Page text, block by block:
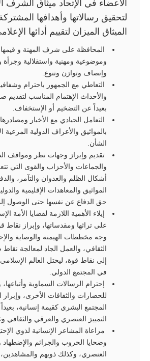
الأعضاء في الإتحاد ميثاق الشرف
لتحقيق رسالاتها وأهدافها
الميثاق الميزان لتقييم أدائها
المحافظة على شرف المهنة و قيمها
وموضوعية ومهنية واستقلالية وجرأة
وإنصاف وتوازن وتنوع.
التعاطي مع الجمهور باحترام
والأحداث الإهتمام المناسب
بعيداً عن التضخيم أو الإستخفاف.
التعامل الحيادي مع الأخبار
بالمواثيق والأعراف الدولية المرعية
الشأن.
تقديم وإبراز وجهات نظر ومواقف
والجماعات والأحزاب والقوى
أشكال الظلم والعدوان والتآمر،
المواثيق والمعاهدات الإقليمية
حق الدفاع عن نفسها حتی الوصول
إيلاء الأهمية اللازمة لقضايا الأمة
على تراثها ومقدساتها، وإبراز نقاط
وجه مخططات الهيمنة والوصاية
الثقافي، والعمل الجاد لمعالجة نقاط
إلى نقاط قوة، ليحتل العالم الإسلامي
في المجتمع الدولي.
إحترام الرسالات السماوية وأتباعها،
للحضارات والثقافات الأخری، وإبراز
المجتمع البشري كقيمة إنسانية،
التمييز العنصري والعرقي والثقافي
مراعاة المشاعر الإنسانية لذوي
وضحايا الحروب والجرائم والإضطهاد
العنصري، وكذلك ذويهم